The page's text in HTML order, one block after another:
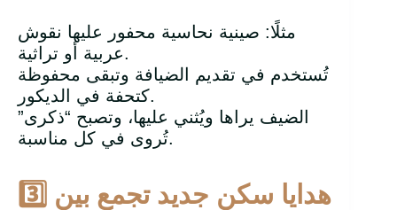
مثلًا: صينية نحاسية محفور عليها نقوش
عربية أو تراثية.
تُستخدم في تقديم الضيافة وتبقى محفوظة
كتحفة في الديكور.
الضيف يراها ويُثني عليها، وتصبح “ذكرى”
تُروى في كل مناسبة.
3️ هدايا سكن جديد تجمع بين